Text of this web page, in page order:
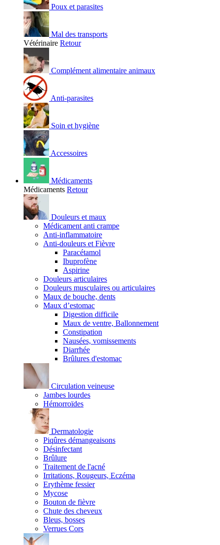
Poux et parasites
Mal des transports
Vétérinaire Retour
Complément alimentaire animaux
Anti-parasites
Soin et hygiène
Accessoires
Médicaments
Médicaments Retour
Douleurs et maux
Médicament anti crampe
Anti-inflammatoire
Anti-douleurs et Fièvre
Paracétamol
Ibuprofène
Aspirine
Douleurs articulaires
Douleurs musculaires ou articulaires
Maux de bouche, dents
Maux d’estomac
Digestion difficile
Maux de ventre, Ballonnement
Constipation
Nausées, vomissements
Diarrhée
Brûlures d'estomac
Circulation veineuse
Jambes lourdes
Hémorroïdes
Dermatologie
Piqûres démangeaisons
Désinfectant
Brûlure
Traitement de l'acné
Irritations, Rougeurs, Eczéma
Erythème fessier
Mycose
Bouton de fièvre
Chute des cheveux
Bleus, bosses
Verrues Cors